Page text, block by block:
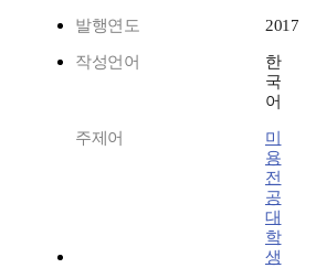
발행연도 2017
작성언어
한
국
어
주제어
미
용
전
공
대
학
생